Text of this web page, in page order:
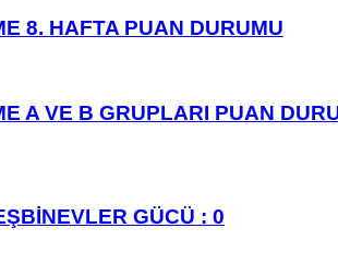
8. HAFTA PUAN DURUMU
A VE B GRUPLARI PUAN
GÜCÜ : 0